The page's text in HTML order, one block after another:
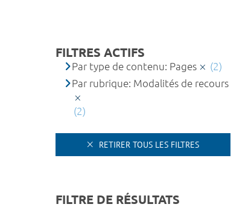
FILTRES ACTIFS
Par type de contenu: Pages
(2)
Par rubrique: Modalités de recours
(2)
RETIRER TOUS LES FILTRES
FILTRE DE RÉSULTATS